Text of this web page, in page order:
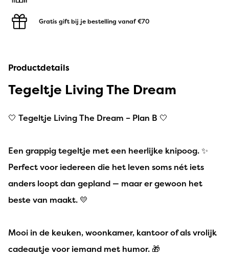
Gratis gift bij je bestelling vanaf €70
Productdetails
Tegeltje Living The Dream
🤍 Tegeltje Living The Dream – Plan B 🤍
Een grappig tegeltje met een heerlijke knipoog. ✨
Perfect voor iedereen die het leven soms nét iets
anders loopt dan gepland — maar er gewoon het
beste van maakt. 💛
Mooi in de keuken, woonkamer, kantoor of als vrolijk
cadeautje voor iemand met humor. 🎁